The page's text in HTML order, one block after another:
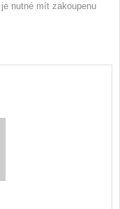
nutné mít zakoupenu